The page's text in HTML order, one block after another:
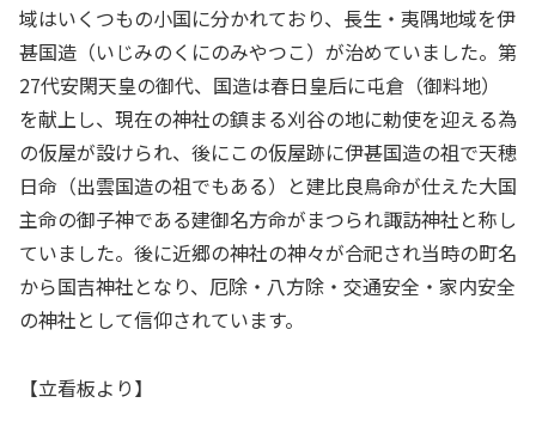
域はいくつもの小国に分かれており、長生・夷隅地域を伊
甚国造（いじみのくにのみやつこ）が治めていました。第
27代安閑天皇の御代、国造は春日皇后に屯倉（御料地）
を献上し、現在の神社の鎮まる刈谷の地に勅使を迎える為
の仮屋が設けられ、後にこの仮屋跡に伊甚国造の祖で天穂
日命（出雲国造の祖でもある）と建比良鳥命が仕えた大国
主命の御子神である建御名方命がまつられ諏訪神社と称し
ていました。後に近郷の神社の神々が合祀され当時の町名
から国吉神社となり、厄除・八方除・交通安全・家内安全
の神社として信仰されています。
【立看板より】